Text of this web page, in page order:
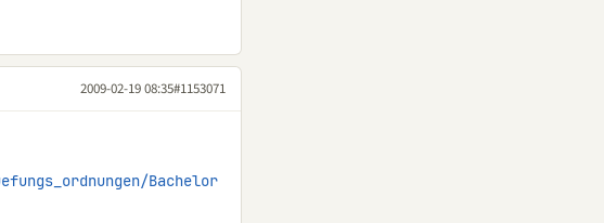
2009-02-19 08:35#1153071
Bachelor